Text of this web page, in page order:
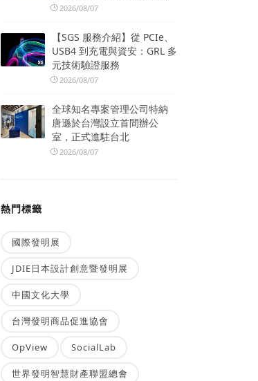
2026/08/07
【SGS 服務介紹】從 PCIe、
USB4 到充電與資安：GRL 多
元技術驗證服務
2026/08/07
全球知名專案管理公司特納
唐遜於台灣設立首間辦公
室，正式進駐台北
2026/08/07
熱門標籤
國際發明展
JDIE日本設計創意暨發明展
中國文化大學
台灣發明商品促進協會
OpView SocialLab
世界發明智慧財產聯盟總會